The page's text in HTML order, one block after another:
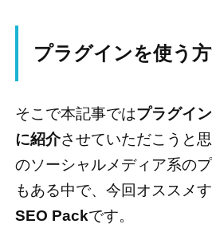
プラグインを使う
そこで本記事ではプラグイ
に紹介させていただこうと
のソーシャルメディア系の
もある中で、今回オススメ
SEO Packです。